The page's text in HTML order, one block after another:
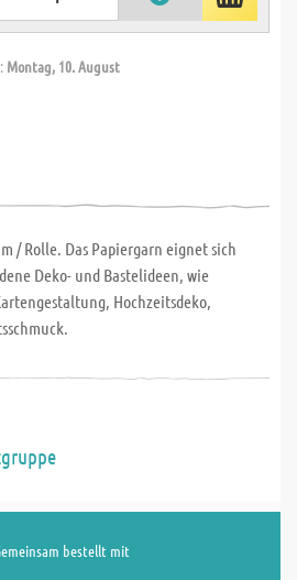
Montag, 10. August
/ Rolle. Das Papiergarn eignet sich
Deko- und Bastelideen, wie
Hochzeitsdeko,
bestellt mit